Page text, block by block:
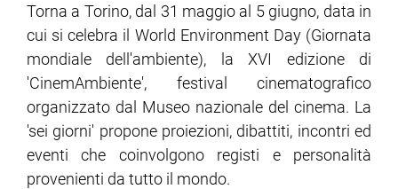
Torna a Torino, dal 31 maggio al 5 giugno, data in
cui si celebra il World Environment Day (Giornata
mondiale dell'ambiente), la XVI edizione di
'CinemAmbiente', festival cinematografico
organizzato dal Museo nazionale del cinema. La
'sei giorni' propone proiezioni, dibattiti, incontri ed
eventi che coinvolgono registi e personalità
provenienti da tutto il mondo.